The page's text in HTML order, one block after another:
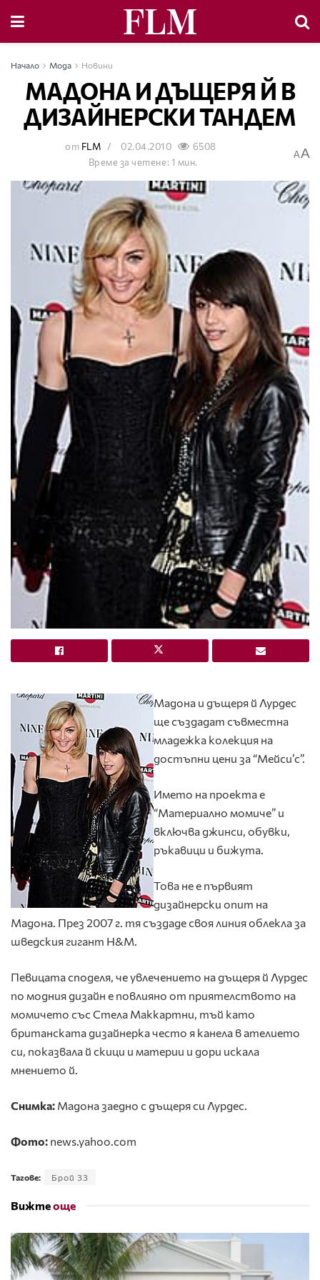
Начало Мода Новини
МАДОНА И ДЪЩЕРЯ Й В
ДИЗАЙНЕРСКИ ТАНДЕМ
от FLM 02.04.2010
6508
Време за четене: 1 мин.
AA
Мадона и дъщеря й Лурдес
ще създадат съвместна
младежка колекция на
достъпни цени за “Мейси’с”.
Името на проекта е
“Материално момиче” и
включва джинси, обувки,
ръкавици и бижута.
Това не е първият
дизайнерски опит на
Мадона. През 2007 г. тя създаде своя линия облекла за
шведския гигант H&M.
Певицата споделя, че увлечението на дъщеря й Лурдес
по модния дизайн е повлияно от приятелството на
момичето със Стела Маккартни, тъй като
британската дизайнерка често я канела в ателието
си, показвала й скици и материи и дори искала
мнението й.
Снимка: Мадона заедно с дъщеря си Лурдес.
Фото: news.yahoo.com
Тагове: Брой 33
Вижтеоще